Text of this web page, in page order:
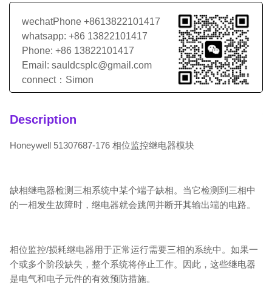
wechatPhone +8613822101417
whatsapp: +86 13822101417
Phone: +86 13822101417
Email: sauldcsplc@gmail.com
connect：Simon
Description
Honeywell 51307687-176 相位监控继电器模块
缺相继电器检测三相系统中某个端子缺相。当它检测到三相中
的一相发生故障时，继电器就会跳闸并断开其输出端的电路。
相位监控/损耗继电器用于正常运行需要三相的系统中。如果一
个或多个阶段缺失，整个系统将停止工作。因此，这些继电器
是电气和电子元件的有效预防措施。